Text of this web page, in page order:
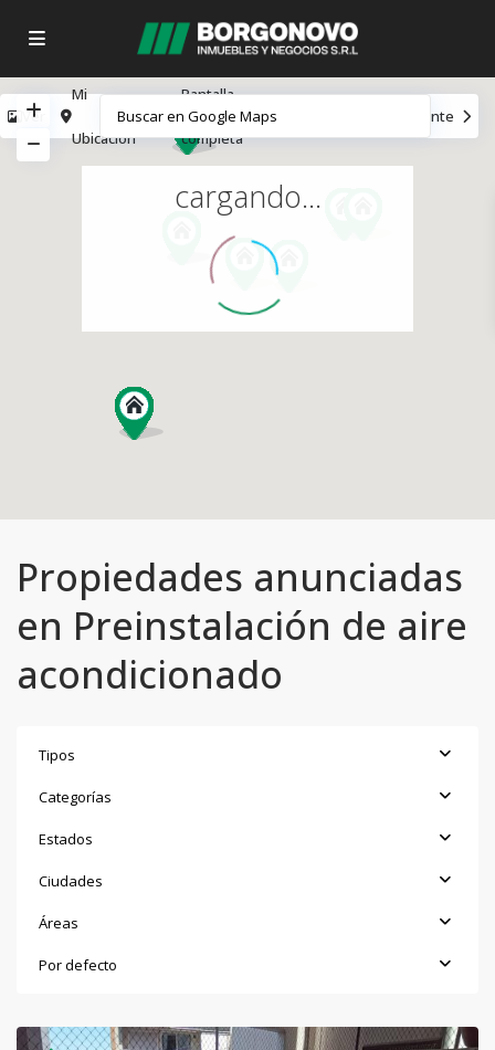
cargando...
Ver
Mi
Ubicación
Pantalla
completa
Siguiente
Propiedades anunciadas
en Preinstalación de aire
acondicionado
Tipos
Categorías
Estados
Ciudades
Áreas
Por defecto